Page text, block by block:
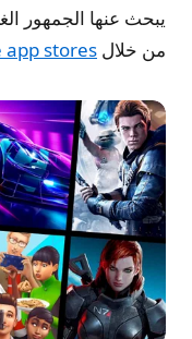
يبحث عنها الجمهور
من خلال app stores